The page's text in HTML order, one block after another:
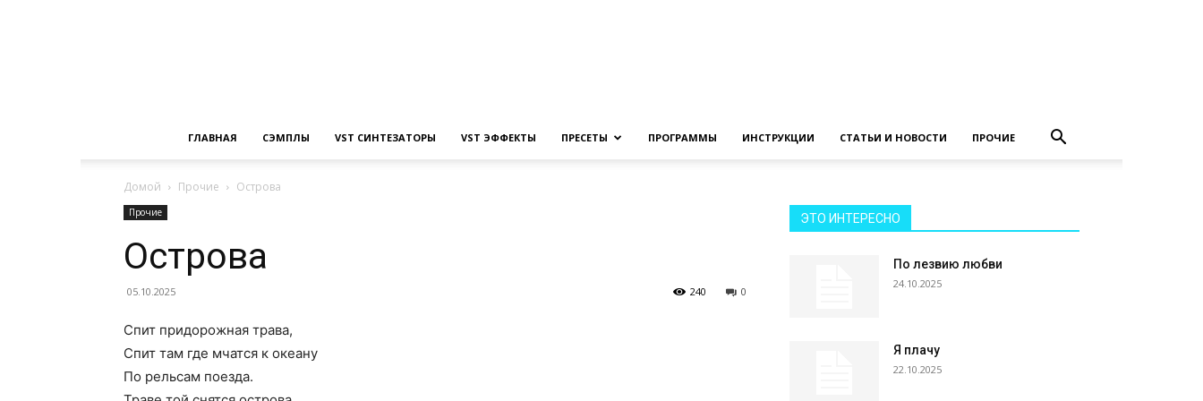
ГЛАВНАЯ СЭМПЛЫ VST СИНТЕЗАТОРЫ VST ЭФФЕКТЫ ПРЕСЕТЫ ПРОГРАММЫ ИНСТРУКЦИИ СТАТЬИ И НОВОСТИ ПРОЧИЕ
Домой Прочие Острова
Прочие
Острова
05.10.2025 0
240
Спит придорожная трава,
Спит там где мчатся к океану
По рельсам поезда.
ЭТО ИНТЕРЕСНО
По лезвию любви
24.10.2025
Я плачу
22.10.2025